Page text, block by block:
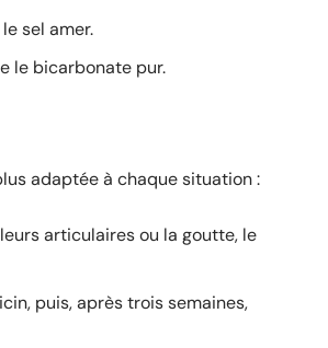
sel amer.
le bicarbonate pur.
adaptée à chaque situation :
articulaires ou la goutte, le
puis, après trois semaines,